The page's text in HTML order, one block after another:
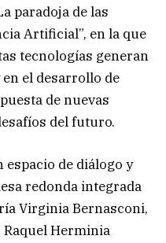
paradoja de las
Artificial”, en la que
tecnologías generan
el desarrollo de
de nuevas
del futuro.
de diálogo y
redonda integrada
Virginia Bernasconi,
Herminia